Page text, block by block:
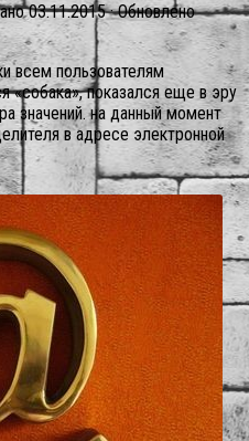
03.11.2015· Обновлено
всем пользователям
«собака», показался еще в эру
значений. на данный момент
в адресе электронной